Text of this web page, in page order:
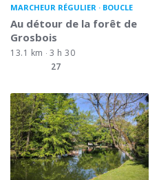
MARCHEUR RÉGULIER BOUCLE
Au détour de la forêt de
Grosbois
13.1 km
3 h 30
27